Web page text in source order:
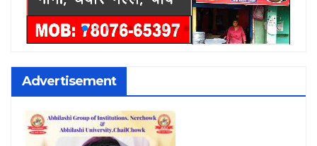
Advertisement